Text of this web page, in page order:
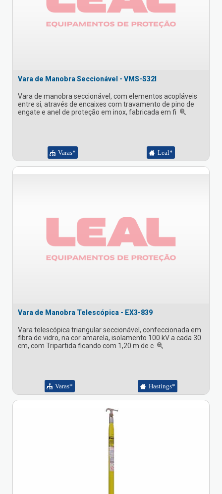
Vara de Manobra Seccionável - VMS-S32I
Vara de manobra seccionável, com elementos acopláveis
entre si, através de encaixes com travamento de pino de
engate e anel de proteção em inox, fabricada em fi
Varas* Leal*
Vara de Manobra Telescópica - EX3-839
Vara telescópica triangular seccionável, confeccionada em
fibra de vidro, na cor amarela, isolamento 100 kV a cada 30
cm, com Tripartida ficando com 1,20 m de c
Varas* Hastings*